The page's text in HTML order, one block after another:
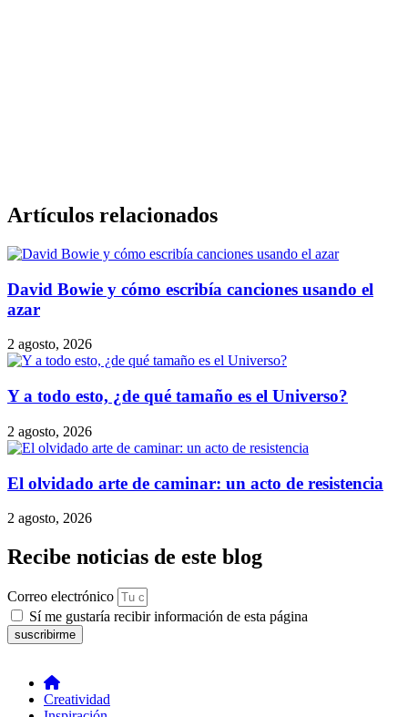
Artículos relacionados
David Bowie y cómo escribía canciones usando el
azar
2 agosto, 2026
Y a todo esto, ¿de qué tamaño es el Universo?
2 agosto, 2026
El olvidado arte de caminar: un acto de resistencia
2 agosto, 2026
Recibe noticias de este blog
Correo electrónico
Sí me gustaría recibir información de esta página
suscribirme
Creatividad